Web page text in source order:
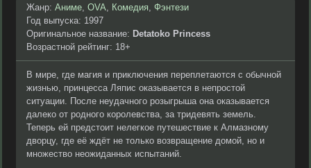
Жанр: Аниме, OVA, Комедия, Фэнтези
Год выпуска: 1997
Оригинальное название: Detatoko Princess
Возрастной рейтинг: 18+
В мире, где магия и приключения переплетаются с обычной
жизнью, принцесса Ляпис оказывается в непростой
ситуации. После неудачного розыгрыша она оказывается
далеко от родного королевства, за тридевять земель.
Теперь ей предстоит нелегкое путешествие к Алмазному
дворцу, где её ждёт не только возвращение домой, но и
множество неожиданных испытаний.